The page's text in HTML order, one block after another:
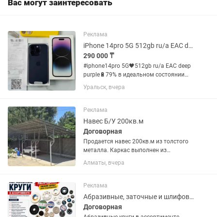
Вас могут заинтересовать
Реклама
iPhone 14pro 5G 512gb ru/a EAC deep purple в идеальном состоянии прям!
290 000 ₸
#iphone14pro 5G🖤512gb ru/a EAC deep
purple🔋79% в идеальном состоянии
прям в круг без царапин и скол,
хорошо сохранился по бокам даже без
вскрывался, без минуса всё...
Уральск, вчера
Реклама
Навес Б/У 200кв.м
Договорная
Продается навес 200кв.м из толстого
металла. Каркас выполнен из
профильной трубы 40×40×3 мм, все
фирмы качественно проварены по
прочность и надежность
конструкции....
Алматы, вчера
Реклама
Абразивные, заточные и шлифовальные круги по низкой цене, распродажа
Договорная